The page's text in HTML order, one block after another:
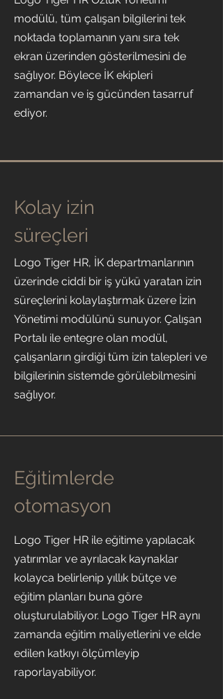
modülü, tüm çalışan bilgilerini tek
noktada toplamanın yanı sıra tek
ekran üzerinden gösterilmesini de
sağlıyor. Böylece İK ekipleri
zamandan ve iş gücünden tasarruf
ediyor.
Kolay izin
süreçleri
Logo Tiger HR, İK departmanlarının
üzerinde ciddi bir iş yükü yaratan izin
süreçlerini kolaylaştırmak üzere İzin
Yönetimi modülünü sunuyor. Çalışan
Portalı ile entegre olan modül,
çalışanların girdiği tüm izin talepleri ve
bilgilerinin sistemde görülebilmesini
sağlıyor.
Eğitimlerde
otomasyon
Logo Tiger HR ile eğitime yapılacak
yatırımlar ve ayrılacak kaynaklar
kolayca belirlenip yıllık bütçe ve
eğitim planları buna göre
oluşturulabiliyor. Logo Tiger HR aynı
zamanda eğitim maliyetlerini ve elde
edilen katkıyı ölçümleyip
raporlayabiliyor.